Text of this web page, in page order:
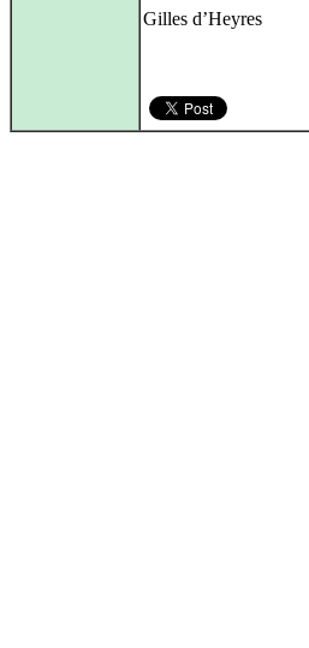
Gilles d’Heyres